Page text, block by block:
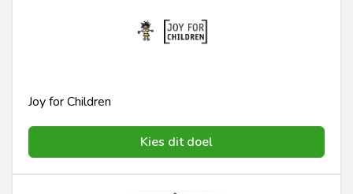
Joy for Children
Kies dit doel